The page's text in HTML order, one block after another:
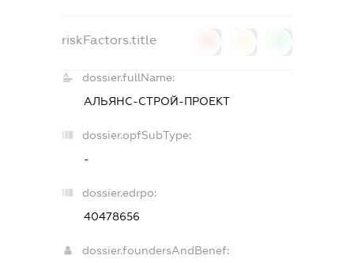
riskFactors.title
dossier.fullName:
АЛЬЯНС-СТРОЙ-ПРОЕКТ
dossier.opfSubType:
-
dossier.edrpo:
40478656
dossier.foundersAndBenef: